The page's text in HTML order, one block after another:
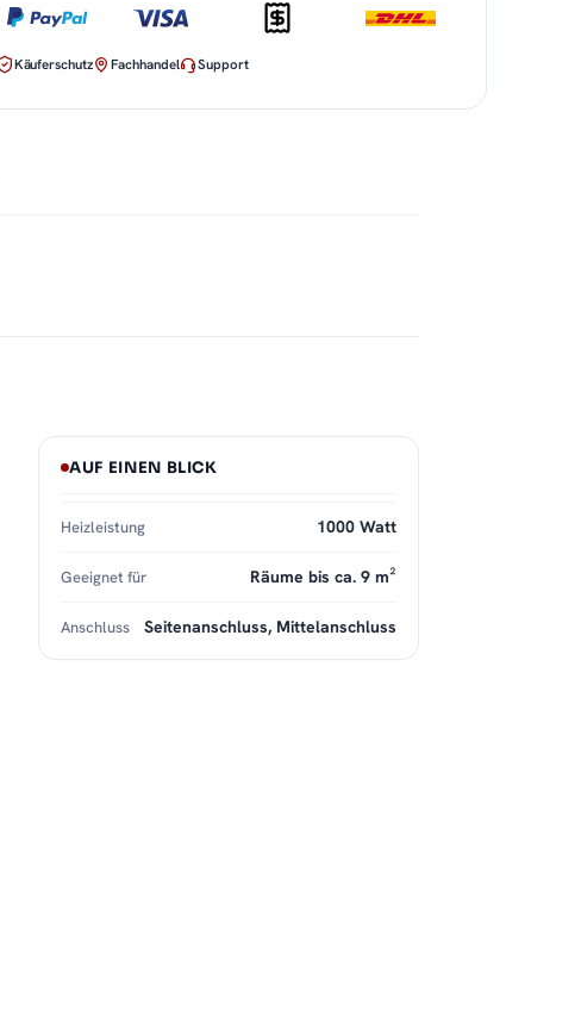
Käuferschutz Fachhandel Support
AUF EINEN BLICK
Heizleistung 1000 Watt
Geeignet für Räume bis ca. 9 m²
Anschluss Seitenanschluss, Mittelanschluss